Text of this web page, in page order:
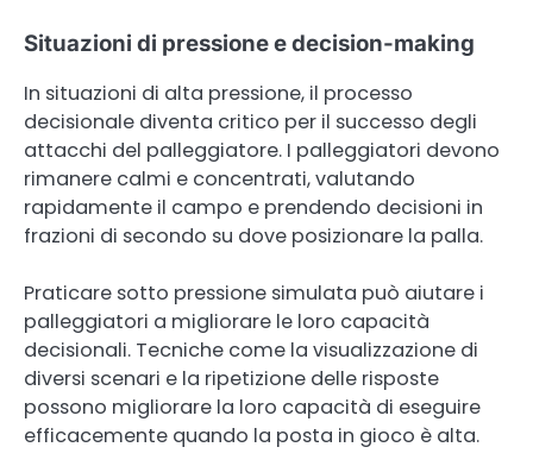
Situazioni di pressione e decision-making
In situazioni di alta pressione, il processo
decisionale diventa critico per il successo degli
attacchi del palleggiatore. I palleggiatori devono
rimanere calmi e concentrati, valutando
rapidamente il campo e prendendo decisioni in
frazioni di secondo su dove posizionare la palla.
Praticare sotto pressione simulata può aiutare i
palleggiatori a migliorare le loro capacità
decisionali. Tecniche come la visualizzazione di
diversi scenari e la ripetizione delle risposte
possono migliorare la loro capacità di eseguire
efficacemente quando la posta in gioco è alta.